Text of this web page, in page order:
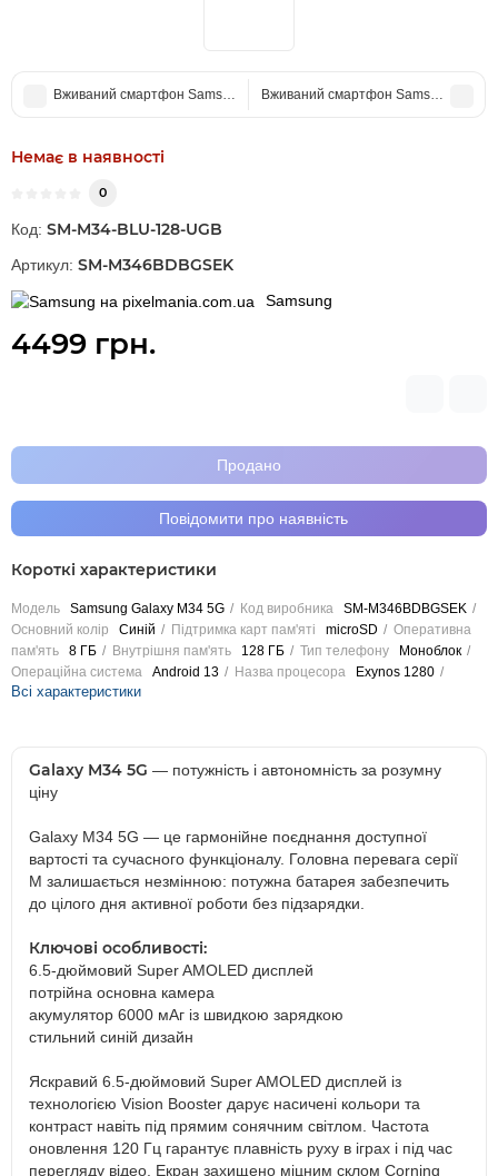
Вживаний смартфон Samsung Galaxy A25 5G 6/128 Blue Black
Вживаний смартфон Samsung
Немає в наявності
0
Код: SM-M34-BLU-128-UGB
Артикул: SM-M346BDBGSEK
Samsung
4499 грн.
Продано
Повідомити про наявність
Короткі характеристики
Модель Samsung Galaxy M34 5G Код виробника
SM-M346BDBGSEK
Основний колір
Синій Підтримка карт пам'яті microSD
Оперативна
пам'ять
8 ГБ Внутрішня пам'ять 128 ГБ Тип телефону
Моноблок
Операційна система
Android 13 Назва процесора Exynos 1280
Всі характеристики
Galaxy M34 5G — потужність і автономність за розумну
ціну
Galaxy M34 5G — це гармонійне поєднання доступної
вартості та сучасного функціоналу. Головна перевага серії
М залишається незмінною: потужна батарея забезпечить
до цілого дня активної роботи без підзарядки.
Ключові особливості:
6.5-дюймовий Super AMOLED дисплей
потрійна основна камера
акумулятор 6000 мАг із швидкою зарядкою
стильний синій дизайн
Яскравий 6.5-дюймовий Super AMOLED дисплей із
технологією Vision Booster дарує насичені кольори та
контраст навіть під прямим сонячним світлом. Частота
оновлення 120 Гц гарантує плавність руху в іграх і під час
перегляду відео. Екран захищено міцним склом Corning